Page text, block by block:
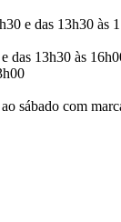
e das 13h30 às
das 13h30 às
sábado com